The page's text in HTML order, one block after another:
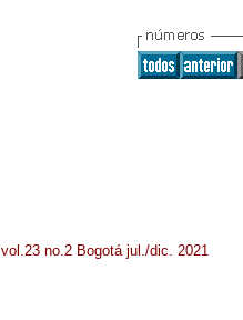
no.2 Bogotá jul./dic. 2021